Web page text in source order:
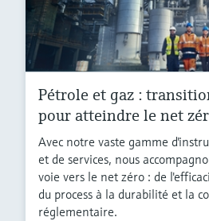
Pétrole et gaz :
pour atteindre le net
Avec notre vaste gamme
et de services, nous
voie vers le net zéro : de
du process à la durabilité et la
réglementaire.